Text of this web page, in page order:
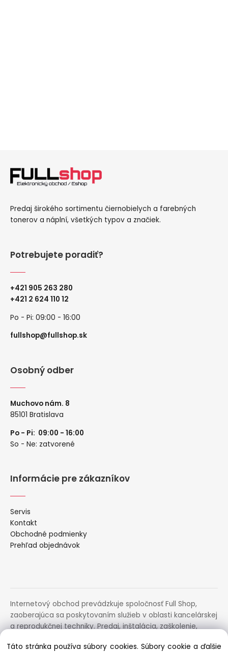
Predaj širokého sortimentu čiernobielych a farebných
tonerov a náplní, všetkých typov a značiek.
Potrebujete poradiť?
+421 905 263 280
+421 2 624 110 12
Po - Pi: 09:00 - 16:00
fullshop@fullshop.sk
Osobný odber
Muchovo nám. 8
85101 Bratislava
Po - Pi: 09:00 - 16:00
So - Ne: zatvorené
Informácie pre zákazníkov
Servis
Kontakt
Obchodné podmienky
Prehľad objednávok
Internetový obchod prevádzkuje spoločnosť Full Shop,
zaoberajúca sa poskytovaním služieb v oblasti kancelárskej
a reprodukčnej techniky. Predaj, inštalácia, zaškolenie,
zariadení.
Táto stránka používa súbory cookies. Súbory cookie a ďalšie